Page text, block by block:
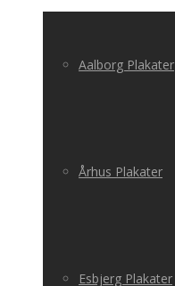
Aalborg Plakater
Århus Plakater
Esbjerg Plakater